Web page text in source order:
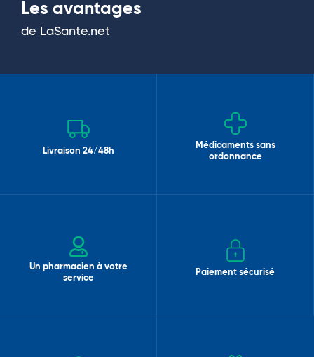
Les avantages
de LaSante.net
Livraison 24/48h
Médicaments sans
ordonnance
Un pharmacien à votre
service
Paiement sécurisé